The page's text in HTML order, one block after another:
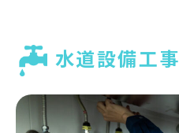
水道設備工事